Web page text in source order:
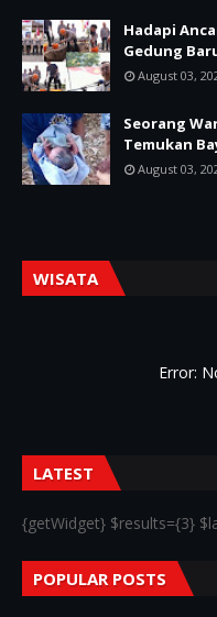
Hadapi
Gedung
August 03,
Seorang
Temukan
August 03,
WISATA
Error:
LATEST
{getWidget} $results={3}
POPULAR POSTS